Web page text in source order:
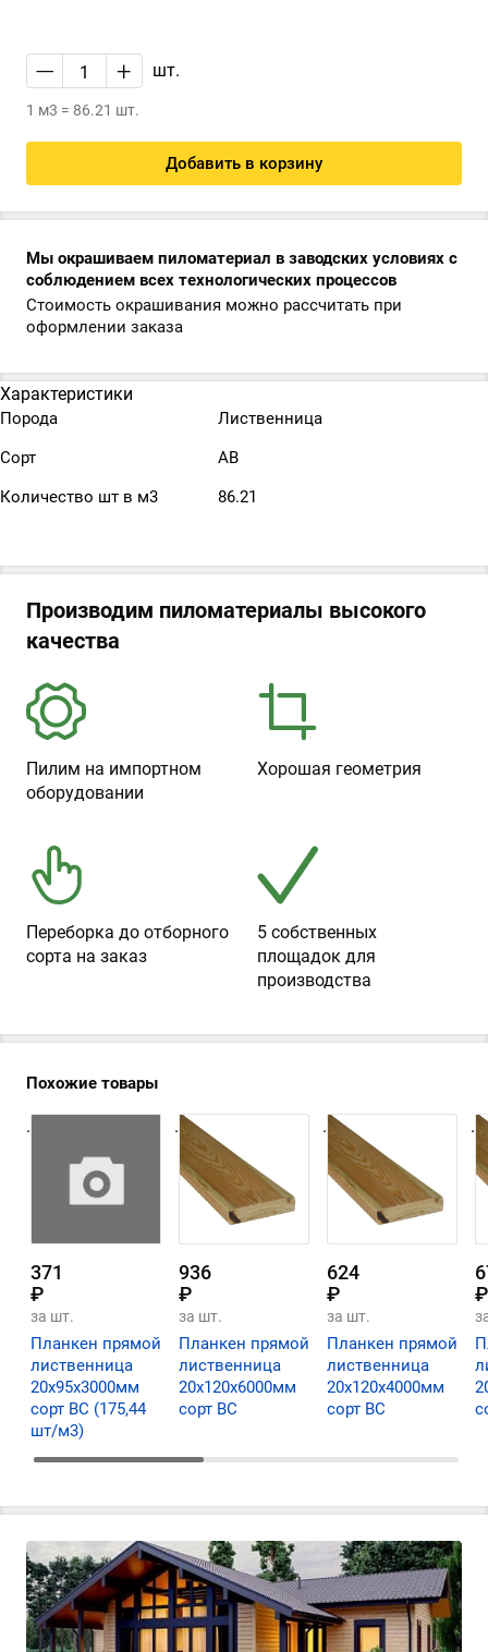
— + шт.
1 м3 = 86.21 шт.
Добавить в корзину
Мы окрашиваем пиломатериал в заводских условиях с
соблюдением всех технологических процессов
Стоимость окрашивания можно рассчитать при
оформлении заказа
Характеристики
Порода
Лиственница
Сорт
АВ
Количество шт в м3
86.21
Производим пиломатериалы высокого
качества
Пилим на импортном
оборудовании
Хорошая геометрия
Переборка до отборного
сорта на заказ
5 собственных
площадок для
производства
Похожие товары
.
371
₽
за шт.
Планкен прямой
лиственница
20х95х3000мм
сорт ВС (175,44
шт/м3)
.
936
₽
за шт.
Планкен прямой
лиственница
20х120х6000мм
сорт ВС
.
624
₽
за шт.
Планкен прямой
лиственница
20х120х4000мм
сорт ВС
.
₽